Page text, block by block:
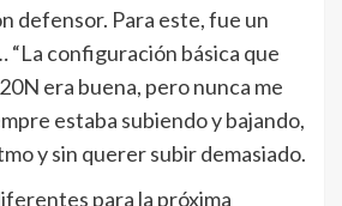
defensor. Para este, fue un
“La configuración básica que
era buena, pero nunca me
estaba subiendo y bajando,
y sin querer subir demasiado.
para la próxima